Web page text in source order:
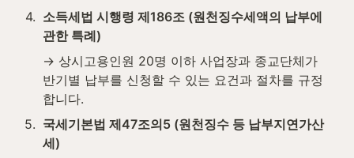
4. 소득세법 시행령 제186조 (원천징수세액의 납부에
관한 특례)
→ 상시고용인원 20명 이하 사업장과 종교단체가
반기별 납부를 신청할 수 있는 요건과 절차를 규정
합니다.
5. 국세기본법 제47조의5 (원천징수 등 납부지연가산
세)